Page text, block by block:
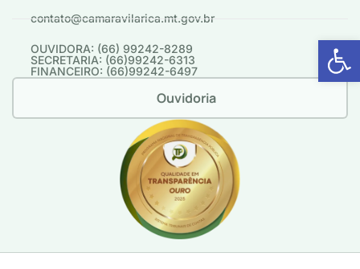
Abrir
contato@camaravilarica.mt.gov.br
OUVIDORA: (66) 99242-8289
SECRETARIA: (66)99242-6313
FINANCEIRO: (66)99242-6497
Ouvidoria